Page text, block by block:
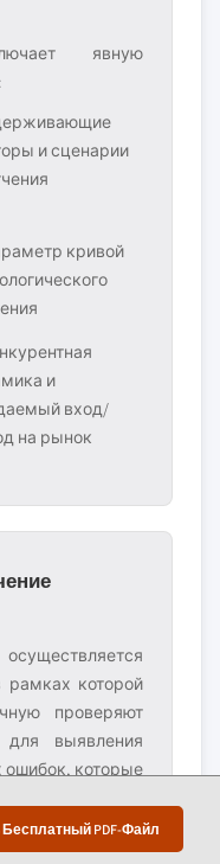
PDF-Файл
явную
и сценарии
кривой
и
вход/
на рынок
рамках которой
проверяют
для выявления
ошибок, которые
проверка
контроля